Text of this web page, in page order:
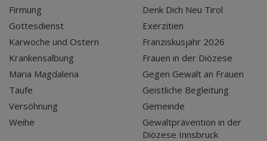
Firmung
Gottesdienst
Karwoche und Ostern
Krankensalbung
Maria Magdalena
Taufe
Versöhnung
Weihe
Denk Dich Neu Tirol
Exerzitien
Franziskusjahr 2026
Frauen in der Diözese
Gegen Gewalt an Frauen
Geistliche Begleitung
Gemeinde
Gewaltprävention in der
Diözese Innsbruck